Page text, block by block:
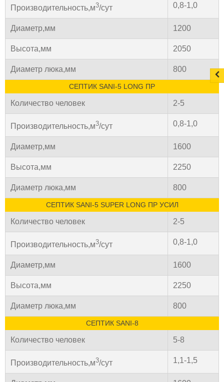
Производительность,м3/сут 0,8-1,0
Диаметр,мм 1200
Высота,мм 2050
Диаметр люка,мм 800
СЕПТИК SANI-5 LONG ПР
Количество человек 2-5
Производительность,м3/сут 0,8-1,0
Диаметр,мм 1600
Высота,мм 2250
Диаметр люка,мм 800
СЕПТИК SANI-5 SUPER LONG ПР УСИЛ
Количество человек 2-5
Производительность,м3/сут 0,8-1,0
Диаметр,мм 1600
Высота,мм 2250
Диаметр люка,мм 800
СЕПТИК SANI-8
Количество человек 5-8
Производительность,м3/сут 1,1-1,5